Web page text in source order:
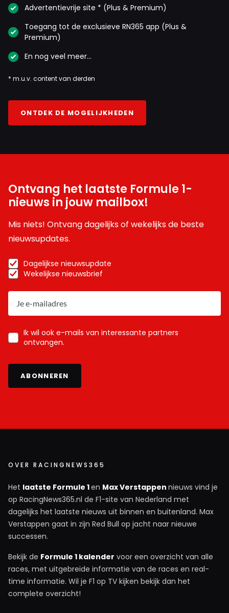
Advertentievrije site * (Plus & Premium)
Toegang tot de exclusieve RN365 app (Plus &
Premium)
En nog veel meer…
* m.u.v. content van derden
ONTDEK DE MOGELIJKHEDEN
Ontvang het laatste Formule 1-
nieuws in jouw mailbox!
Mis niets! Ontvang dagelijks of wekelijks de beste
nieuwsupdates.
Dagelijkse nieuwsupdate
Wekelijkse nieuwsbrief
Ik wil ook e-mails van interessante partners
ontvangen.
ABONNEREN
OVER RACINGNEWS365
Het laatste Formule 1en Max Verstappen nieuws vind je
op RacingNews365.nl de F1-site van Nederland met
dagelijks het laatste nieuws uit binnen en buitenland. Max
Verstappen gaat in zijn Red Bull op jacht naar nieuwe
successen.
Bekijk de Formule 1 kalender voor een overzicht van alle
races, met uitgebreide informatie van de races en real-
time informatie. Wil je F1 op TV kijken bekijk dan het
complete overzicht!